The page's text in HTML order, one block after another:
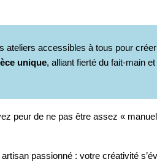
ateliers accessibles à tous pour
unique, alliant fierté du fait-main
peur de ne pas être assez «
passionné : votre créativité